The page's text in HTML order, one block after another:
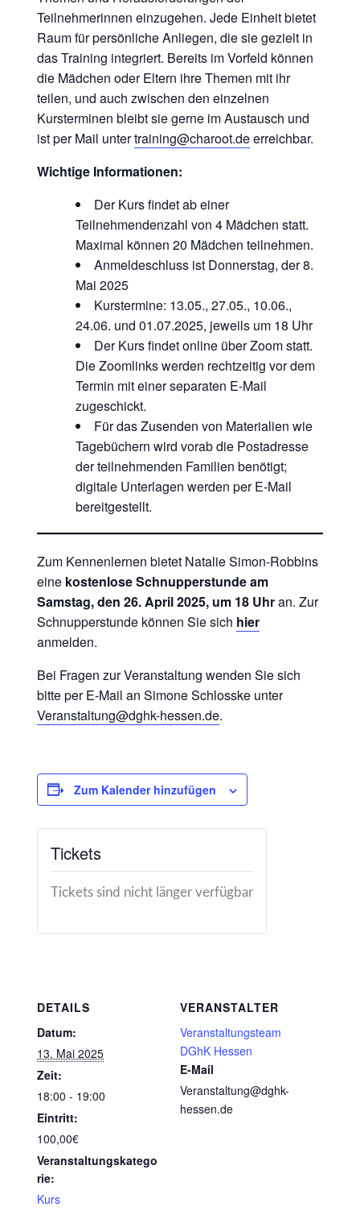
Teilnehmerinnen einzugehen. Jede Einheit bietet
Raum für persönliche Anliegen, die sie gezielt in
das Training integriert. Bereits im Vorfeld können
die Mädchen oder Eltern ihre Themen mit ihr
teilen, und auch zwischen den einzelnen
Kursterminen bleibt sie gerne im Austausch und
ist per Mail untertraining@charoot.deerreichbar.
Wichtige Informationen:
Der Kurs findet ab einer
Teilnehmendenzahl von 4 Mädchen statt.
Maximal können 20 Mädchen teilnehmen.
Anmeldeschluss ist Donnerstag, der 8.
Mai 2025
Kurstermine: 13.05., 27.05., 10.06.,
24.06. und 01.07.2025, jeweils um 18 Uhr
Der Kurs findet online über Zoom statt.
Die Zoomlinks werden rechtzeitig vor dem
Termin mit einer separaten E-Mail
zugeschickt.
Für das Zusenden von Materialien wie
Tagebüchern wird vorab die Postadresse
der teilnehmenden Familien benötigt;
digitale Unterlagen werden per E-Mail
bereitgestellt.
Zum Kennenlernen bietet Natalie Simon-Robbins
eine kostenlose Schnupperstunde am
Samstag, den 26. April 2025, um 18 Uhran. Zur
Schnupperstunde können Sie sich hier
anmelden.
Bei Fragen zur Veranstaltung wenden Sie sich
bitte per E-Mail an Simone Schlosske unter
Veranstaltung@dghk-hessen.de.
Zum Kalender hinzufügen
DETAILS
Datum:
13. Mai 2025
Zeit:
18:00 - 19:00
Eintritt:
100,00€
Veranstaltungskatego
rie:
Kurs
VERANSTALTER
Veranstaltungsteam
DGhK Hessen
E-Mail
Veranstaltung@dghk-
hessen.de
Tickets
Tickets sind nicht länger verfügbar